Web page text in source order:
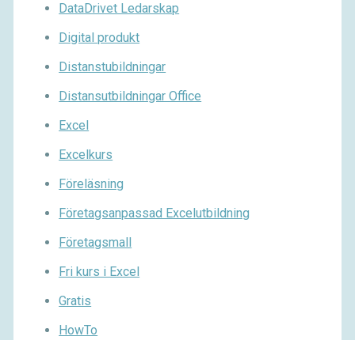
DataDrivet Ledarskap
Digital produkt
Distanstubildningar
Distansutbildningar Office
Excel
Excelkurs
Föreläsning
Företagsanpassad Excelutbildning
Företagsmall
Fri kurs i Excel
Gratis
HowTo